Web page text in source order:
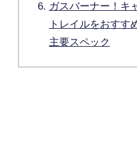
ガスバーナー！キ
トレイルをおすす
主要スペック